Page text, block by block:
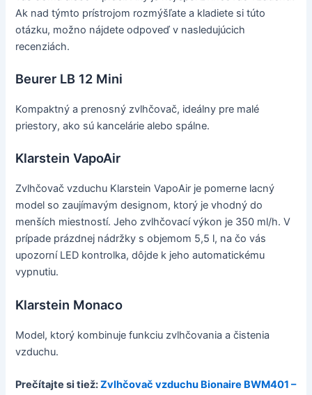
Ak nad týmto prístrojom rozmýšľate a kladiete si túto
otázku, možno nájdete odpoveď v nasledujúcich
recenziách.
Beurer LB 12 Mini
Kompaktný a prenosný zvlhčovač, ideálny pre malé
priestory, ako sú kancelárie alebo spálne.
Klarstein VapoAir
Zvlhčovač vzduchu Klarstein VapoAir je pomerne lacný
model so zaujímavým designom, ktorý je vhodný do
menších miestností. Jeho zvlhčovací výkon je 350 ml/h. V
prípade prázdnej nádržky s objemom 5,5 l, na čo vás
upozorní LED kontrolka, dôjde k jeho automatickému
vypnutiu.
Klarstein Monaco
Model, ktorý kombinuje funkciu zvlhčovania a čistenia
vzduchu.
Prečítajte si tiež:Zvlhčovač vzduchu Bionaire BWM401 –